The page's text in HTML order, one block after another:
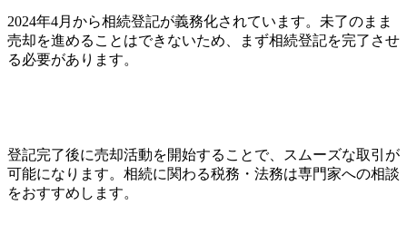
2024年4月から相続登記が義務化されています。未了のまま
売却を進めることはできないため、まず相続登記を完了させ
る必要があります。
登記完了後に売却活動を開始することで、スムーズな取引が
可能になります。相続に関わる税務・法務は専門家への相談
をおすすめします。